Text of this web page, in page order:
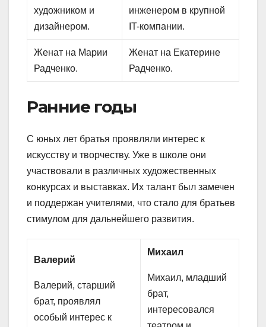
художником и
дизайнером.
инженером в крупной
IT-компании.
Женат на Марии
Радченко.
Женат на Екатерине
Радченко.
Ранние годы
С юных лет братья проявляли интерес к
искусству и творчеству. Уже в школе они
участвовали в различных художественных
конкурсах и выставках. Их талант был замечен
и поддержан учителями, что стало для братьев
стимулом для дальнейшего развития.
Валерий
Валерий, старший
брат, проявлял
особый интерес к
Михаил
Михаил, младший
брат,
интересовался